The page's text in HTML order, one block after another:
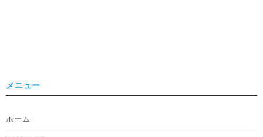
メニュー
ホーム